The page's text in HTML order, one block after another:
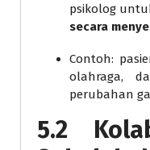
psikolog
secara
Contoh:
olahraga,
perubahan
5.2